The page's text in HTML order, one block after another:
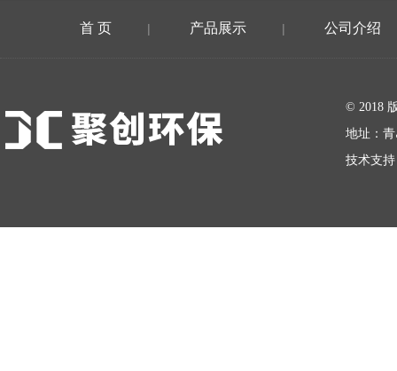
首 页 | 产品展示 | 公司介绍
© 2018
地址：
技术支